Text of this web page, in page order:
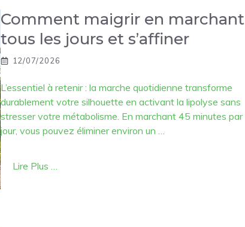
Comment maigrir en marchant
tous les jours et s’affiner
12/07/2026
L’essentiel à retenir : la marche quotidienne transforme
durablement votre silhouette en activant la lipolyse sans
stresser votre métabolisme. En marchant 45 minutes par
jour, vous pouvez éliminer environ un …
Lire Plus …